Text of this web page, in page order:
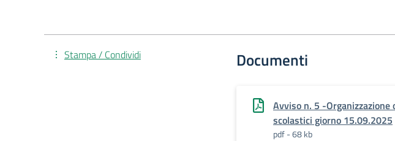
Documenti
Avviso n. 5 -Organizzazione
scolastici giorno 15.09.2025
pdf - 68 kb
Stampa / Condividi